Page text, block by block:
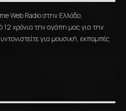
Web Radio στην Ελλάδα,
12 χρόνια την αγάπη μας για την
για μουσική, εκπομπές